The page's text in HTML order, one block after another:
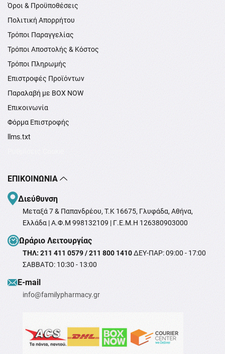
Όροι & Προϋποθέσεις
Πολιτική Απορρήτου
Τρόποι Παραγγελίας
Τρόποι Αποστολής & Κόστος
Τρόποι Πληρωμής
Επιστροφές Προϊόντων
Παραλαβή με BOX NOW
Επικοινωνία
Φόρμα Επιστροφής
llms.txt
ΕΠΙΚΟΙΝΩΝΊΑ
Διεύθυνση
Μεταξά 7 & Παπανδρέου, T.K 16675, Γλυφάδα, Αθήνα,
Ελλάδα | Α.Φ.Μ 998132109 | Γ.Ε.Μ.Η 126380903000
Ωράριο Λειτουργίας
ΤΗΛ: 211 411 0579 / 211 800 1410ΔΕΥ-ΠΑΡ: 09:00 - 17:00
ΣΑΒΒΑΤΟ: 10:30 - 13:00
Ε-mail
info@familypharmacy.gr